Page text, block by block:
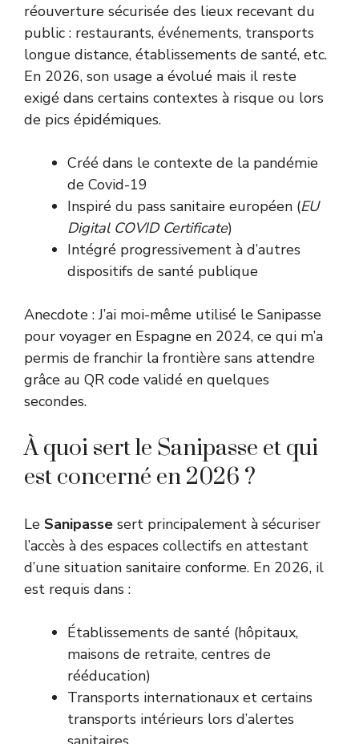
réouverture sécurisée des lieux recevant du
public : restaurants, événements, transports
longue distance, établissements de santé, etc.
En 2026, son usage a évolué mais il reste
exigé dans certains contextes à risque ou lors
de pics épidémiques.
Créé dans le contexte de la pandémie
de Covid-19
Inspiré du pass sanitaire européen (EU
Digital COVID Certificate)
Intégré progressivement à d’autres
dispositifs de santé publique
Anecdote : J’ai moi-même utilisé le Sanipasse
pour voyager en Espagne en 2024, ce qui m’a
permis de franchir la frontière sans attendre
grâce au QR code validé en quelques
secondes.
À quoi sert le Sanipasse et qui
est concerné en 2026 ?
Le Sanipasse sert principalement à sécuriser
l’accès à des espaces collectifs en attestant
d’une situation sanitaire conforme. En 2026, il
est requis dans :
Établissements de santé (hôpitaux,
maisons de retraite, centres de
rééducation)
Transports internationaux et certains
transports intérieurs lors d’alertes